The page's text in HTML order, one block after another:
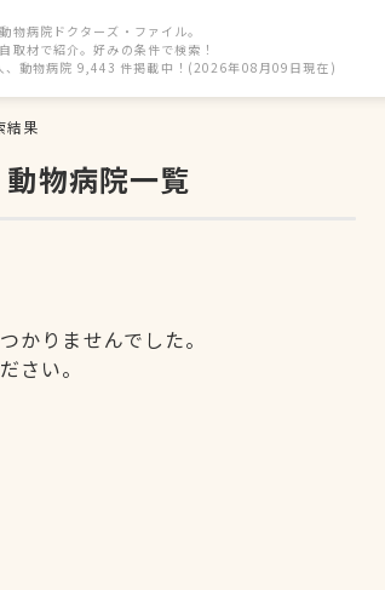
物病院ドクターズ・ファイル。
取材で紹介。好みの条件で検索！
、動物病院 9,443 件掲載中！(2026年08月09日現在)
結果
物病院一覧
かりませんでした。
さい。